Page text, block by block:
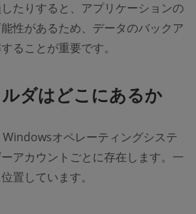
たりすると、アプリケーションの
性があるため、データのバックア
ることが重要です。
ダはどこにあるか
オペレーティングシステ
アカウントごとに存在します。一
置しています。